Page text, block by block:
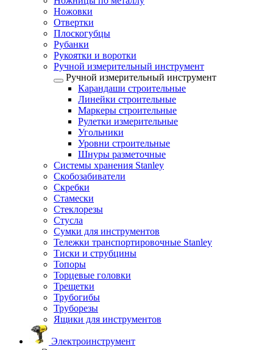
Ножовки
Отвертки
Плоскогубцы
Рубанки
Рукоятки и воротки
Ручной измерительный инструмент
Ручной измерительный инструмент
Карандаши строительные
Линейки строительные
Маркеры строительные
Рулетки измерительные
Угольники
Уровни строительные
Шнуры разметочные
Системы хранения Stanley
Скобозабиватели
Скребки
Стамески
Стеклорезы
Стусла
Сумки для инструментов
Тележки транспортировочные Stanley
Тиски и струбцины
Топоры
Торцевые головки
Трещетки
Трубогибы
Труборезы
Ящики для инструментов
Электроинструмент